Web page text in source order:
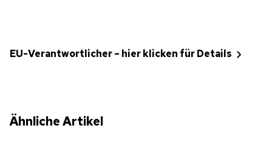
EU-Verantwortlicher – hier klicken für Details
Ähnliche Artikel